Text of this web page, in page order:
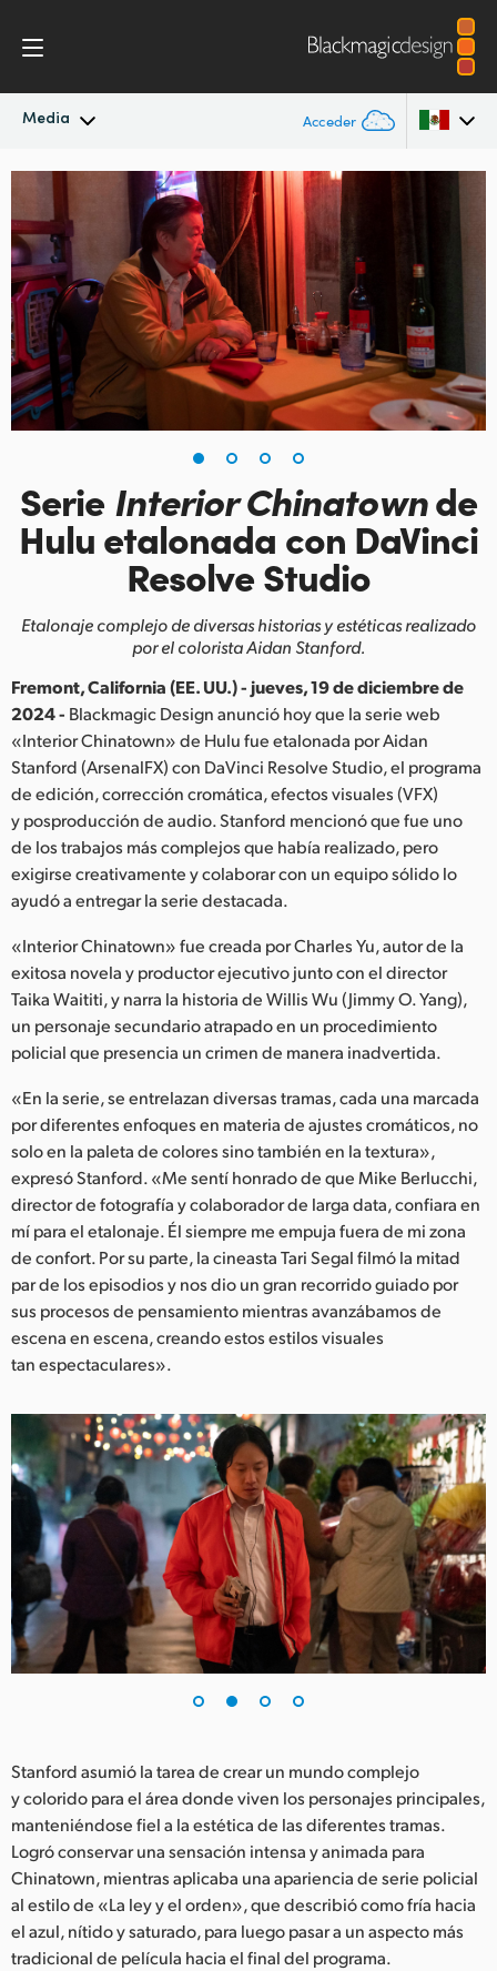
Media Acceder
Novedades
Archivo
Imágenes
Australia
Austria
Brazil
Canada
China
Finland
France
Hong Kong SAR, China
India
Japan
Korea
Mexico
Malaysia
Netherlands
New Zealand
Norway
Poland
Portugal
Singapore
South Africa
Sweden
Chinese Taipei
Turkey
UAE
Ukraine
United Kingdom
United States
Serie Interior Chinatownde
Huluetalonada con DaVinci
Resolve Studio
Etalonaje complejo de diversas historias y estéticas realizado
por el colorista Aidan Stanford.
Fremont, California (EE. UU.) - jueves, 19 de diciembre de
2024 - Blackmagic Design anunció hoy que la serie web
«Interior Chinatown» de Hulu fue etalonada por Aidan
Stanford (ArsenalFX) con DaVinci Resolve Studio, el programa
de edición, corrección cromática, efectos visuales (VFX)
y posproducción de audio. Stanford mencionó que fue uno
de los trabajos más complejos que había realizado, pero
exigirse creativamente y colaborar con un equipo sólido lo
ayudó a entregar la serie destacada.
«Interior Chinatown» fue creada por Charles Yu, autor de la
exitosa novela y productor ejecutivo junto con el director
Taika Waititi, y narra la historia de Willis Wu (Jimmy O. Yang),
un personaje secundario atrapado en un procedimiento
policial que presencia un crimen de manera inadvertida.
«En la serie, se entrelazan diversas tramas, cada una marcada
por diferentes enfoques en materia de ajustes cromáticos, no
solo en la paleta de colores sino también en la textura»,
expresó Stanford. «Me sentí honrado de que Mike Berlucchi,
director de fotografía y colaborador de larga data, confiara en
mí para el etalonaje. Él siempre me empuja fuera de mi zona
de confort. Por su parte, la cineasta Tari Segal filmó la mitad
par de los episodios y nos dio un gran recorrido guiado por
sus procesos de pensamiento mientras avanzábamos de
escena en escena, creando estos estilos visuales
tan espectaculares».
Stanford asumió la tarea de crear un mundo complejo
y colorido para el área donde viven los personajes principales,
manteniéndose fiel a la estética de las diferentes tramas.
Logró conservar una sensación intensa y animada para
Chinatown, mientras aplicaba una apariencia de serie policial
al estilo de «La ley y el orden», que describió como fría hacia
el azul, nítido y saturado, para luego pasar a un aspecto más
tradicional de película hacia el final del programa.